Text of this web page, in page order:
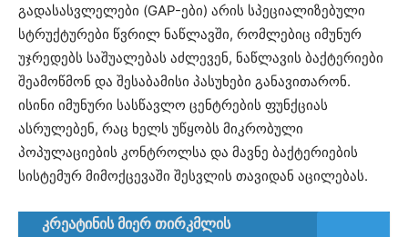
გადასასვლელები (GAP-ები) არის სპეციალიზებული
სტრუქტურები წვრილ ნაწლავში, რომლებიც იმუნურ
უჯრედებს საშუალებას აძლევენ, ნაწლავის ბაქტერიები
შეამოწმონ და შესაბამისი პასუხები განავითარონ.
ისინი იმუნური სასწავლო ცენტრების ფუნქციას
ასრულებენ, რაც ხელს უწყობს მიკრობული
პოპულაციების კონტროლსა და მავნე ბაქტერიების
სისტემურ მიმოქცევაში შესვლის თავიდან აცილებას.
კრეატინის მიერ თირკმლის